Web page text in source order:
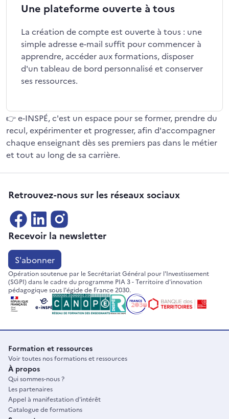
Une plateforme ouverte à tous
La création de compte est ouverte à tous : une
simple adresse e-mail suffit pour commencer à
apprendre, accéder aux formations, disposer
d'un tableau de bord personnalisé et conserver
ses ressources.
👉 e-INSPÉ, c'est un espace pour se former, prendre du
recul, expérimenter et progresser, afin d'accompagner
chaque enseignant dès ses premiers pas dans le métier
et tout au long de sa carrière.
Opération soutenue par le Secrétariat Général pour l'Investissement
(SGPI) dans le cadre du programme PIA 3 - Territoire d'innovation
pédagogique sous l'égide de France 2030.
Retrouvez-nous sur les réseaux sociaux
Recevoir la newsletter
S'abonner
Formation et ressources
Voir toutes nos formations et ressources
À propos
Qui sommes-nous ?
Les partenaires
Appel à manifestation d'intérêt
Catalogue de formations